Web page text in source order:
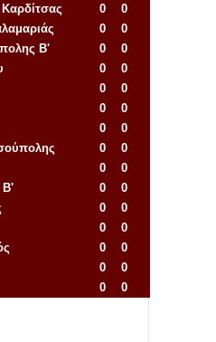
Καρδίτσας 0
0
0
0
Β' 0
0
0
0
0
0
0
0
0
0
0
0
0
0
Β' 0
0
0
0
0
0
0
0
0
0
0
0